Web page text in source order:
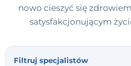
nowo cieszyć się
satysfakcjonującym
Filtruj specjalistów